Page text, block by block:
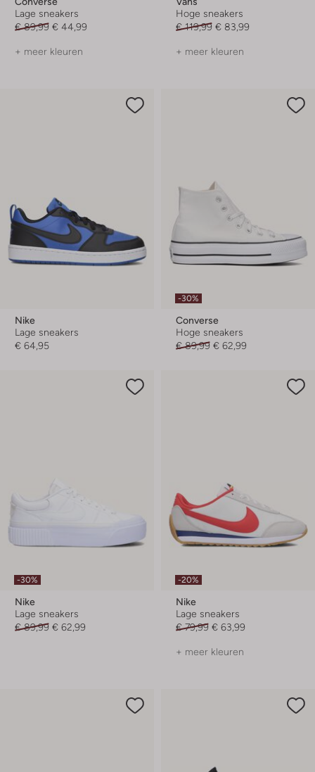
Lage sneakers
€ 89,99 € 44,99
+ meer kleuren
Hoge sneakers
€ 119,99 € 83,99
+ meer kleuren
Nike
Lage sneakers
€ 64,95
-30%
Converse
Hoge sneakers
€ 89,99 € 62,99
-30%
Nike
Lage sneakers
€ 89,99 € 62,99
-20%
Nike
Lage sneakers
€ 79,99 € 63,99
+ meer kleuren